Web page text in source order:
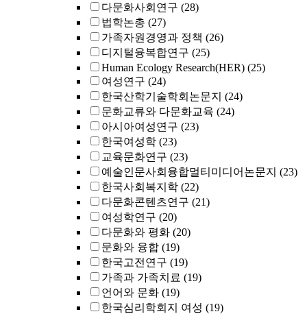
다문화사회연구 (28)
법학논총 (27)
가족자원경영과 정책 (26)
디지털융복합연구 (25)
Human Ecology Research(HER) (25)
여성연구 (24)
한국산학기술학회논문지 (24)
문화교류와 다문화교육 (24)
아시아여성연구 (23)
한국여성학 (23)
교육문화연구 (23)
예술인문사회융합멀티미디어논문지 (23)
한국사회복지학 (22)
다문화콘텐츠연구 (21)
여성학연구 (20)
다문화와 평화 (20)
문화와 융합 (19)
한국고전연구 (19)
가족과 가족치료 (19)
언어와 문화 (19)
한국심리학회지 여성 (19)